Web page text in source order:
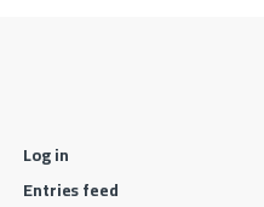
Log in
Entries feed